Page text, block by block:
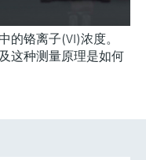
的铬离子(VI)浓度。
这种测量原理是如何